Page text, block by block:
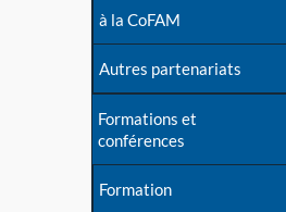
à la CoFAM
Autres partenariats
Formations et
conférences
Formation